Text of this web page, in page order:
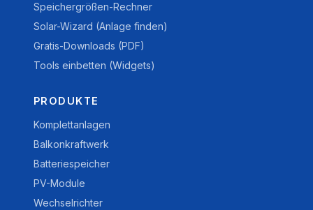
Speichergrößen-Rechner
Solar-Wizard (Anlage finden)
Gratis-Downloads (PDF)
Tools einbetten (Widgets)
PRODUKTE
Komplettanlagen
Balkonkraftwerk
Batteriespeicher
PV-Module
Wechselrichter